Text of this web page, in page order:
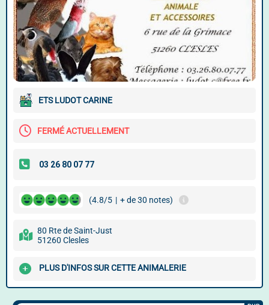
ETS LUDOT CARINE
FERMÉ ACTUELLEMENT
(4.8/5 | + de 30 notes)
80 Rte de Saint-Just
51260 Clesles
PLUS D'INFOS SUR CETTE ANIMALERIE